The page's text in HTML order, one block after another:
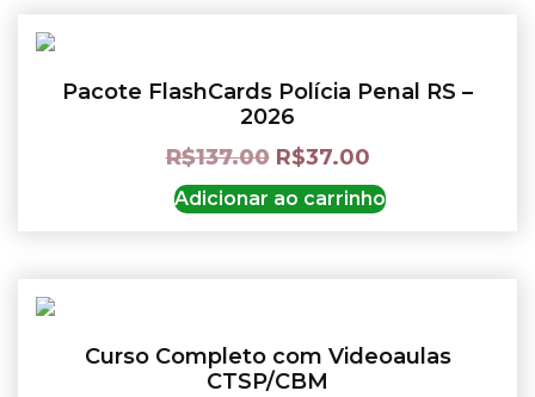
Pacote FlashCards Polícia Penal RS –
2026
R$137.00 R$37.00
Adicionar ao carrinho
Curso Completo com Videoaulas
CTSP/CBM